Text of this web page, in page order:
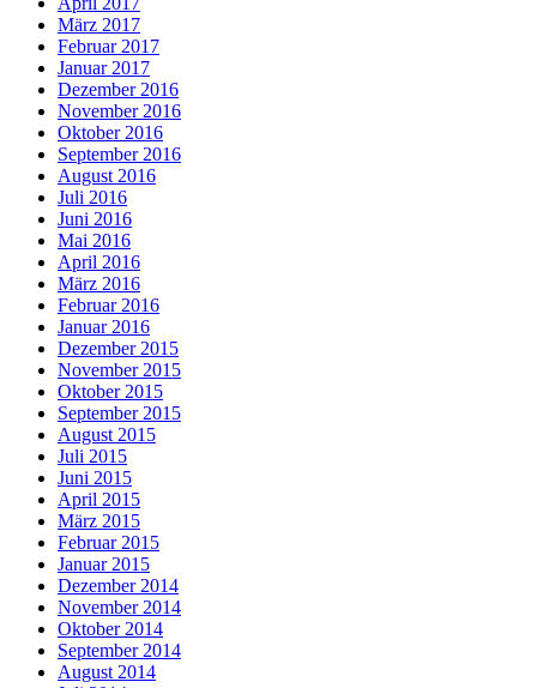
März 2017
Februar 2017
Januar 2017
Dezember 2016
November 2016
Oktober 2016
September 2016
August 2016
Juli 2016
Juni 2016
Mai 2016
April 2016
März 2016
Februar 2016
Januar 2016
Dezember 2015
November 2015
Oktober 2015
September 2015
August 2015
Juli 2015
Juni 2015
April 2015
März 2015
Februar 2015
Januar 2015
Dezember 2014
November 2014
Oktober 2014
September 2014
August 2014